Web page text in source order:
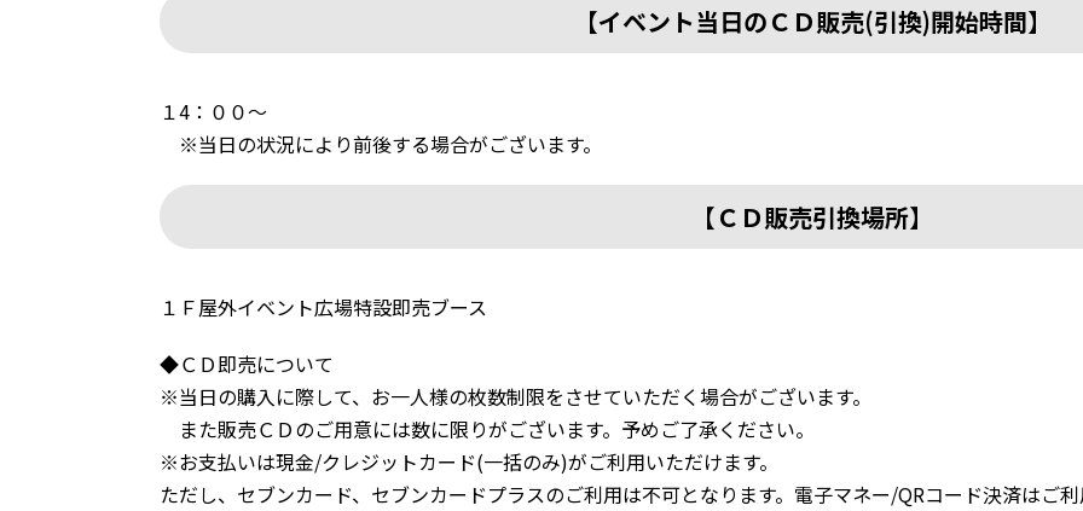
【イベント当日のＣＤ販売(引換)開始時間】
１4：００〜
※当日の状況により前後する場合がございます。
【ＣＤ販売引換場所】
１Ｆ屋外イベント広場特設即売ブース
◆ＣＤ即売について
※当日の購入に際して、お一人様の枚数制限をさせていただく場合がございます。
また販売ＣＤのご用意には数に限りがございます。予めご了承ください。
※お支払いは現金/クレジットカード(一括のみ)がご利用いただけます。
ただし、セブンカード、セブンカードプラスのご利用は不可となります。電子マネー/QRコード決済はご